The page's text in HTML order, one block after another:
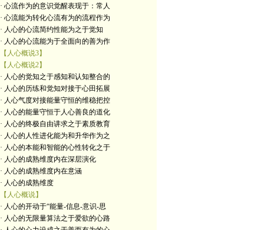
· 心流作为的意识觉醒表现于：常人
· 心流能为转化心流有为的流程作为
· 人心的心流简约性能为之于觉知
· 人心的心流能为于全面向的善为作
【人心概说3】
【人心概说2】
· 人心的觉知之于感知和认知整合的
· 人心的历练和觉知对接于心田拓展
· 人心气度对接能量守恒的维稳把控
· 人心的能量守恒于人心善良的道化
· 人心的终极自由讲求之于素质教育
· 人心的人性进化能为和升华作为之
· 人心的本能和智能的心性转化之于
· 人心的成熟维度内在深层演化
· 人心的成熟维度内在意涵
· 人心的成熟维度
【人心概说】
· 人心的开动于“能量-信息-意识-思
· 人心的无限量算法之于爱欲的心路